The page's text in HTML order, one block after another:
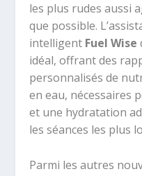
les plus rudes aussi
que possible.
intelligent Fuel Wise
idéal, offrant des
personnalisés de
en eau, nécessaires
et une hydratation
les séances les plus
Parmi les autres